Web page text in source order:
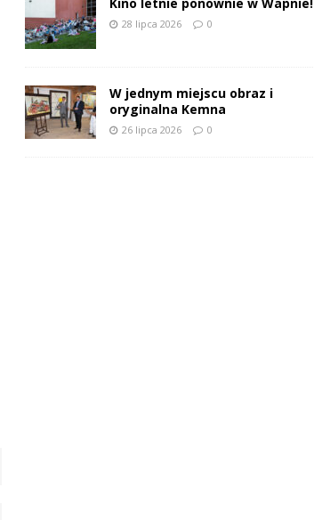
28 lipca 2026 0
W jednym miejscu obraz i
oryginalna Kemna
26 lipca 2026 0